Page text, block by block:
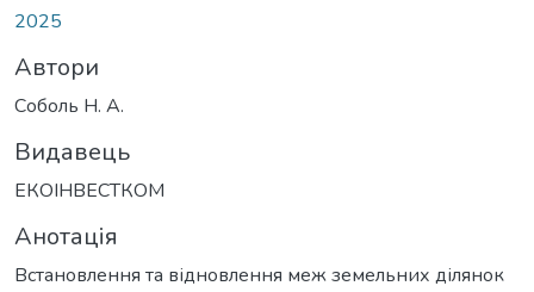
2025
Автори
Соболь Н. А.
Видавець
ЕКОІНВЕСТКОМ
Анотація
Встановлення та відновлення меж земельних ділянок